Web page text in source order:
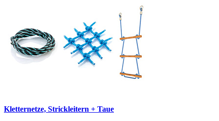
Kletternetze, Strickleitern + Taue